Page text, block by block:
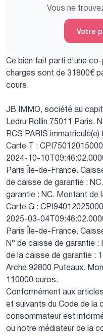
Vous ne
Votre
Ce bien fait parti d'une
charges sont de 31800€
cours.
JB IMMO, société au
Ledru Rollin 75011 Paris.
RCS PARIS
Carte T :
2024-10-
Paris Île-de-France.
de caisse de garantie : NC.
garantie : NC. Montant de
Carte G :
2025-03-
Paris Île-de-France.
N° de caisse de garantie
de la caisse de garantie :
Arche 92800 Puteaux.
110000 euros.
Conformément aux
et suivants du Code de la
consommateur est
ou notre médiateur de la